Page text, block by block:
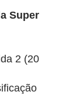
Super
2 (20